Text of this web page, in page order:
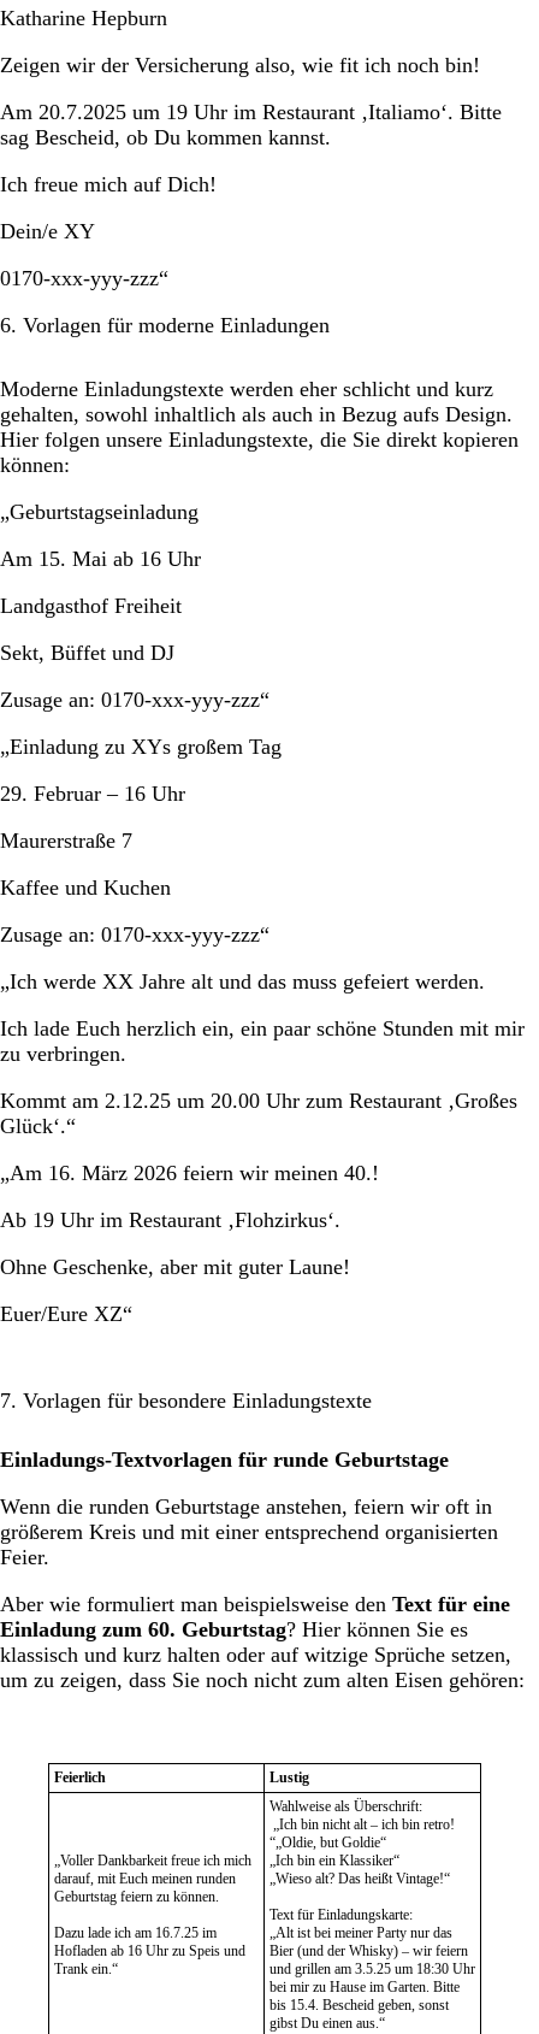
Katharine Hepburn
Zeigen wir der Versicherung also, wie fit ich noch bin!
Am 20.7.2025 um 19 Uhr im Restaurant ‚Italiamo‘. Bitte
sag Bescheid, ob Du kommen kannst.
Ich freue mich auf Dich!
Dein/e XY
0170-xxx-yyy-zzz“
6. Vorlagen für moderne Einladungen
Moderne Einladungstexte werden eher schlicht und kurz
gehalten, sowohl inhaltlich als auch in Bezug aufs Design.
Hier folgen unsere Einladungstexte, die Sie direkt kopieren
können:
„Geburtstagseinladung
Am 15. Mai ab 16 Uhr
Landgasthof Freiheit
Sekt, Büffet und DJ
Zusage an: 0170-xxx-yyy-zzz“
„Einladung zu XYs großem Tag
29. Februar – 16 Uhr
Maurerstraße 7
Kaffee und Kuchen
Zusage an: 0170-xxx-yyy-zzz“
„Ich werde XX Jahre alt und das muss gefeiert werden.
Ich lade Euch herzlich ein, ein paar schöne Stunden mit mir
zu verbringen.
Kommt am 2.12.25 um 20.00 Uhr zum Restaurant ‚Großes
Glück‘.“
„Am 16. März 2026 feiern wir meinen 40.!
Ab 19 Uhr im Restaurant ‚Flohzirkus‘.
Ohne Geschenke, aber mit guter Laune!
Euer/Eure XZ“
7. Vorlagen für besondere Einladungstexte
Einladungs-Textvorlagen für runde Geburtstage
Wenn die runden Geburtstage anstehen, feiern wir oft in
größerem Kreis und mit einer entsprechend organisierten
Feier.
Aber wie formuliert man beispielsweise den Text für eine
Einladung zum 60. Geburtstag? Hier können Sie es
klassisch und kurz halten oder auf witzige Sprüche setzen,
um zu zeigen, dass Sie noch nicht zum alten Eisen gehören:
Feierlich Lustig
„Voller Dankbarkeit freue ich mich
darauf, mit Euch meinen runden
Geburtstag feiern zu können.
Dazu lade ich am 16.7.25 im
Hofladen ab 16 Uhr zu Speis und
Trank ein.“
Wahlweise als Überschrift:
„Ich bin nicht alt – ich bin retro!
“„Oldie, but Goldie“
„Ich bin ein Klassiker“
„Wieso alt? Das heißt Vintage!“
Text für Einladungskarte:
„Alt ist bei meiner Party nur das
Bier (und der Whisky) – wir feiern
und grillen am 3.5.25 um 18:30 Uhr
bei mir zu Hause im Garten. Bitte
bis 15.4. Bescheid geben, sonst
gibst Du einen aus.“